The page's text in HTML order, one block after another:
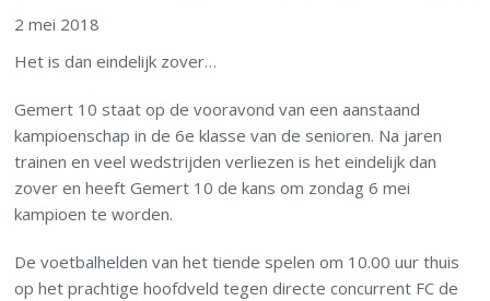
2 mei 2018
Het is dan eindelijk zover…
Gemert 10 staat op de vooravond van een aanstaand
kampioenschap in de 6e klasse van de senioren. Na jaren
trainen en veel wedstrijden verliezen is het eindelijk dan
zover en heeft Gemert 10 de kans om zondag 6 mei
kampioen te worden.
De voetbalhelden van het tiende spelen om 10.00 uur thuis
op het prachtige hoofdveld tegen directe concurrent FC de